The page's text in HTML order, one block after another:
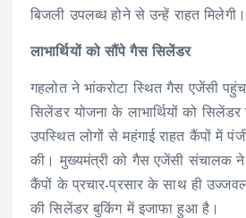
बिजली उपलब्ध होने से उन्हें राहत मिलेगी।
लाभार्थियों को सौंपे गैस सिलेंडर
गहलोत ने भांकरोटा स्थित गैस एजेंसी
सिलेंडर योजना के लाभार्थियों को सिलेंडर
उपस्थित लोगों से महंगाई राहत कैंपों में
की। मुख्यमंत्री को गैस एजेंसी संचालक ने
कैंपों के प्रचार-प्रसार के साथ ही
की सिलेंडर बुकिंग में इजाफा हुआ है।